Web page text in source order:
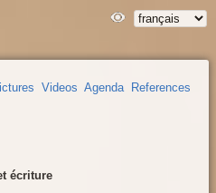
Videos Agenda References
écriture